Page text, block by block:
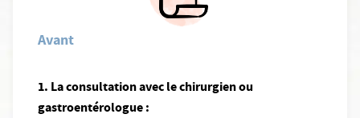
Avant
1. La consultation avec le chirurgien ou
gastroentérologue :